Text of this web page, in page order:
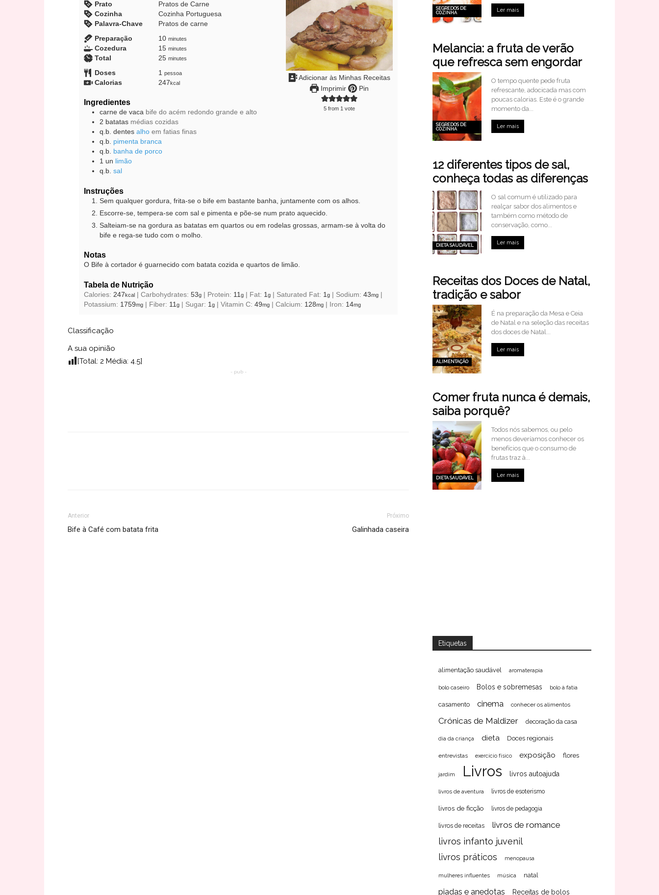
Adicionar às Minhas Receitas
Imprimir
Pin
5 from 1 vote
Prato
Pratos de Carne
Cozinha
Cozinha Portuguesa
Palavra-Chave
Pratos de carne
Preparação
10minutes
minutes
Cozedura 15minutes
minutes
Total 25minutes
minutes
Doses 1 pessoa
Calorias 247kcal
Ingredientes
carne de vaca bife do acém redondo grande e alto
2 batatas médias cozidas
q.b. dentes alho em fatias finas
q.b. pimenta branca
q.b. banha de porco
1 un limão
q.b. sal
Instruções
Sem qualquer gordura, frita-se o bife em bastante banha, juntamente com os alhos.
Escorre-se, tempera-se com sal e pimenta e põe-se num prato aquecido.
Salteiam-se na gordura as batatas em quartos ou em rodelas grossas, armam-se à volta do
bife e rega-se tudo com o molho.
Notas
O Bife à cortador é guarnecido com batata cozida e quartos de limão.
Tabela de Nutrição
Calories: 247kcal Carbohydrates: 53g Protein: 11 g Fat: 1 g Saturated Fat: 1 g Sodium: 43mg
Potassium: 1759mg Fiber: 11 g Sugar: 1 g Vitamin C: 49mg Calcium: 128mg Iron: 14mg
Classificação
A sua opinião
[Total: 2 Média: 4.5]
- pub -
Anterior
Bife à Café com batata frita
Próximo
Galinhada caseira
SEGREDOS DE
COZINHA
Ler mais
Melancia: a fruta de verão
que refresca sem engordar
SEGREDOS DE
COZINHA
O tempo quente pede fruta
refrescante, adocicada mas com
poucas calorias. Este é o grande
momento da...
Ler mais
12 diferentes tipos de sal,
conheça todas as diferenças
DIETA SAUDÁVEL
O sal comum é utilizado para
realçar sabor dos alimentos e
também como método de
conservação, como...
Ler mais
Receitas dos Doces de Natal,
tradição e sabor
ALIMENTAÇÃO
É na preparação da Mesa e Ceia
de Natal e na seleção das receitas
dos doces de Natal...
Ler mais
Comer fruta nunca é demais,
saiba porquê?
DIETA SAUDÁVEL
Todos nós sabemos, ou pelo
menos deveríamos conhecer os
benefícios que o consumo de
frutas traz à...
Ler mais
Etiquetas
alimentação saudável aromaterapia
bolo caseiro Bolos e sobremesas bolo à fatia
casamento cinema conhecer os alimentos
Crónicas de Maldizer decoração da casa
dia da criança dieta Doces regionais
entrevistas exercício físico exposição flores
jardim Livros livros autoajuda
livros de aventura livros de esoterismo
livros de ficção livros de pedagogia
livros de receitas livros de romance
livros infanto juvenil
livros práticos
menopausa
mulheres influentes música natal
piadas e anedotas Receitas de bolos